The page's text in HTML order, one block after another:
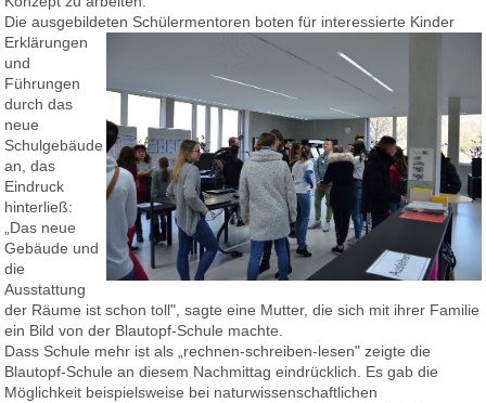
Die ausgebildeten Schülermentoren boten für interessierte Kinder
Erklärungen
und
Führungen
durch das
neue
Schulgebäude
an, das
Eindruck
hinterließ:
„Das neue
Gebäude und
die
Ausstattung
der Räume ist schon toll", sagte eine Mutter, die sich mit ihrer Familie
ein Bild von der Blautopf-Schule machte.
Dass Schule mehr ist als „rechnen-schreiben-lesen" zeigte die
Blautopf-Schule an diesem Nachmittag eindrücklich. Es gab die
Möglichkeit beispielsweise bei naturwissenschaftlichen